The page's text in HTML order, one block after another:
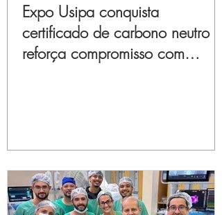
Expo Usipa conquista
certificado de carbono neutro e
reforça compromisso com